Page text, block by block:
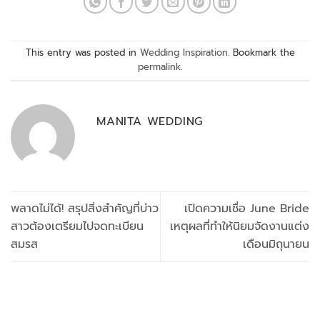
This entry was posted in Wedding Inspiration. Bookmark the
permalink.
MANITA WEDDING
พลาดไม่ได้! สรุปสิ่งสำคัญที่บ่าว
สาวต้องเตรียมไปจดทะเบียน
สมรส
เปิดความเชื่อ June Bride
เหตุผลที่ทำให้นิยมจัดงานแต่ง
เดือนมิถุนายน